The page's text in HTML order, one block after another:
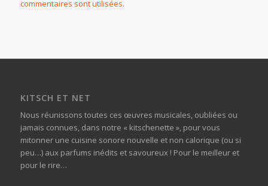
commentaires sont utilisées.
KITSCH ET NET
Nous réunissons toutes ces œuvres musicales, oubliées ou
jamais connues, dans notre « kitschenette », pour vous
mitonner une cuisine sonore nouvelle et non calorique (ou si
peu…) aux parfums inédits et savoureux ! Pour le meilleur et
pour le rire…